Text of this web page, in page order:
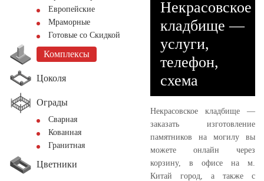
Европейские
Мраморные
Готовые со Скидкой
Комплексы
Цоколя
Ограды
Сварная
Кованная
Гранитная
Цветники
Некрасовское
кладбище —
услуги,
телефон,
схема
Некрасовское кладбище —
заказать изготовление
памятников на могилу вы
можете онлайн через
корзину, в офисе на м.
Китай город, а также с